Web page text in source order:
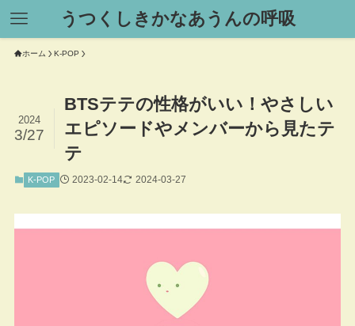
うつくしきかなあうんの呼吸
ホーム K-POP
BTSテテの性格がいい！やさしい
エピソードやメンバーから見たテ
テ
2024
3/27
K-POP 2023-02-14 2024-03-27